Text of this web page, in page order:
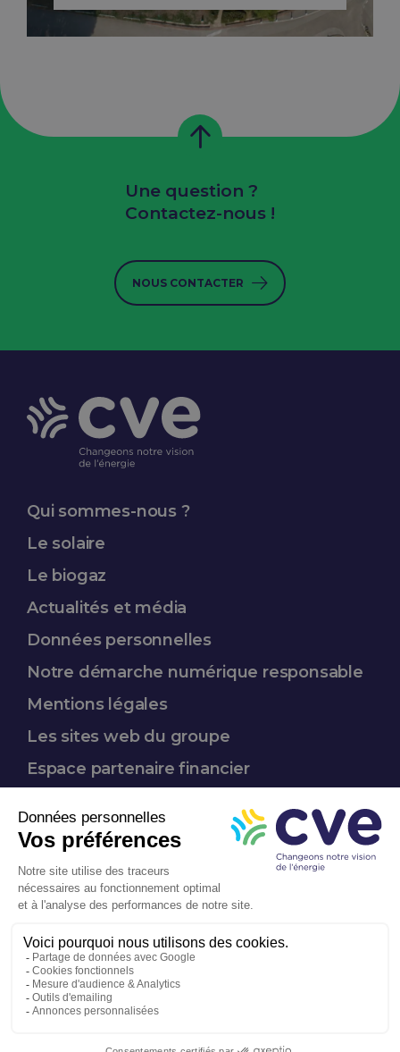
Qui sommes-nous ?
Le solaire
Le biogaz
Actualités et média
Données personnelles
Notre démarche numérique responsable
Mentions légales
Les sites web du groupe
Espace partenairefinancier
Une question ?
Contactez-nous !
NOUS CONTACTER
Entrepriseà mission